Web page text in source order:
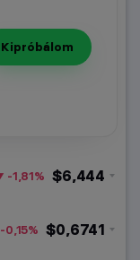
Kipróbálom
$6,444
-1,81%
$0,6741
-0,15%